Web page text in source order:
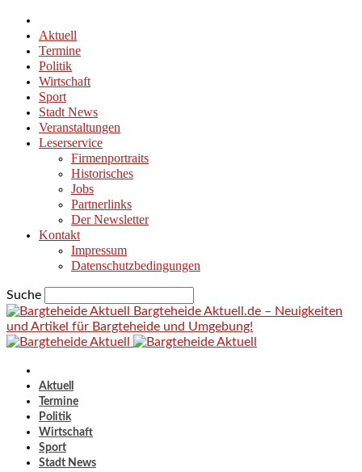
Aktuell
Termine
Politik
Wirtschaft
Sport
Stadt News
Veranstaltungen
Leserservice
Firmenportraits
Historisches
Jobs
Partnerlinks
Der Newsletter
Kontakt
Impressum
Datenschutzbedingungen
Suche
Bargteheide Aktuell.de – Neuigkeiten
und Artikel für Bargteheide und Umgebung!
Aktuell
Termine
Politik
Wirtschaft
Sport
Stadt News